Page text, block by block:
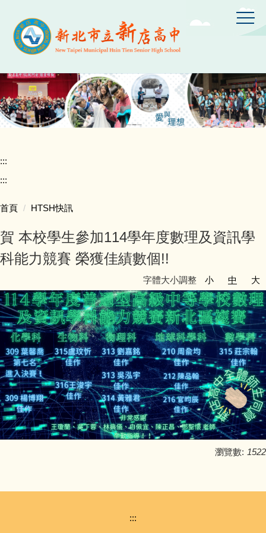
主
容
區
:::
:::
首頁 HTSH快訊
賀 本校學生參加114學年度數理及資訊學
科能力競賽 榮獲佳績數個!!
字體大小調整 小 中 大
瀏覽數: 1522
:::